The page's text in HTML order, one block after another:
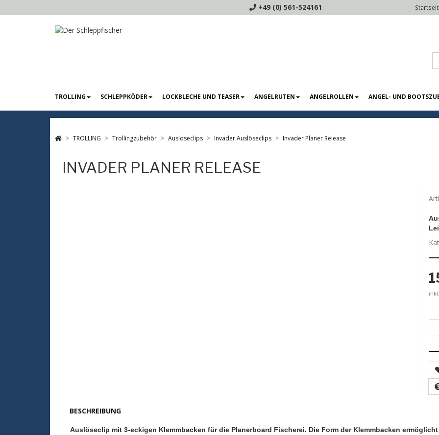
+49 (0) 561-524161
TROLLING SCHLEPPKÖDER LOCKBLECHE UND TEASER ANGELRUTEN ANGELROLLEN ANGEL- UND
TROLLING Trollingzubehör Auslöseclips Invader Auslöseclips Invader Planer Release
INVADER PLANER RELEASE
BESCHREIBUNG
Auslöseclip mit 3-eckigen Klemmbacken für die Planerboard Fischerei. Die Form der Klemmbacken